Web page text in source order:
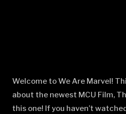
Welcome to We Are Marvel!
about the newest MCU Film,
this one! If you haven’t